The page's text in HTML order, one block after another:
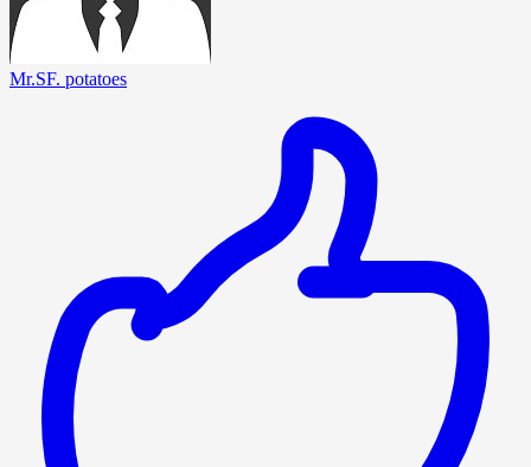
Mr.SF. potatoes